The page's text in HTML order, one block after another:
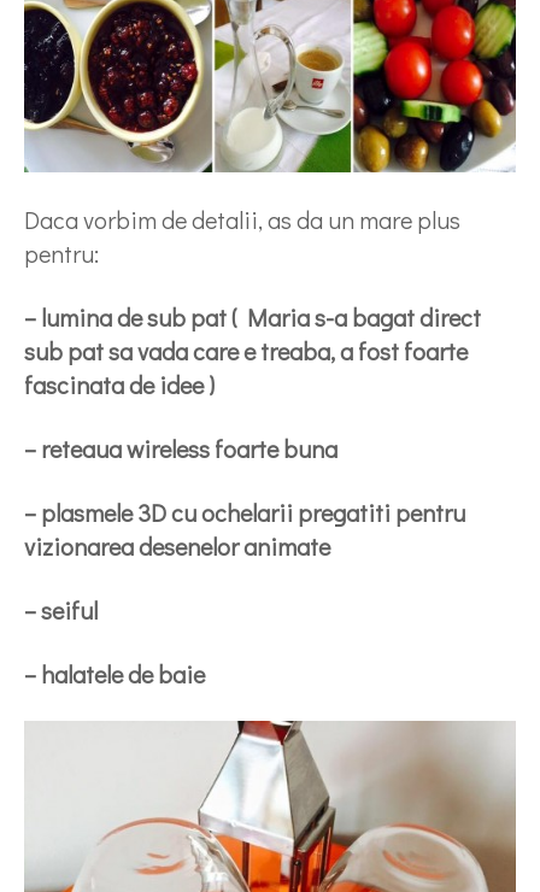
Daca vorbim de detalii, as da un mare plus
pentru:
– lumina de sub pat ( Maria s-a bagat direct
sub pat sa vada care e treaba, a fost foarte
fascinata de idee )
– reteaua wireless foarte buna
– plasmele 3D cu ochelarii pregatiti pentru
vizionarea desenelor animate
– seiful
– halatele de baie